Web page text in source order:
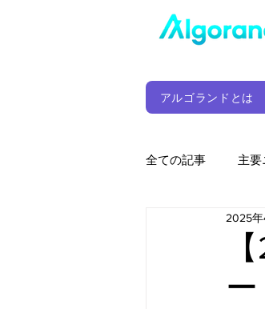
アルゴランドとは
全ての記事 主要
ウォレット2025